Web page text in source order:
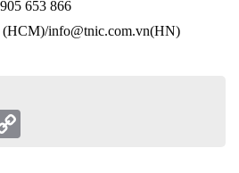
653 866
(HCM)/info@tnic.com.vn(HN)